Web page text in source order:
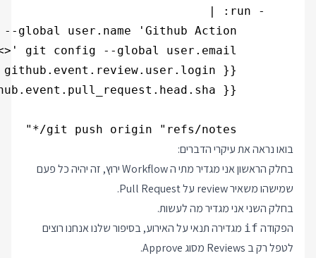
בואו נראה את עיקרי הדברים:
בחלק הראשון אני מגדיר מתי ה Workflow ירוץ, זה יהיה כל פעם
שמישהו משאיר review על Pull Request.
בחלק השני אני מגדיר מה לעשות.
הפקודה if מגדירה תנאי על האירוע, בסיפור שלנו אנחנו רוצים
לטפל רק ב Reviews מסוג Approve.